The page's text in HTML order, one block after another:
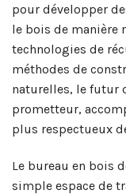
pour développer
le bois de manière
technologies de
méthodes de
naturelles, le futur
prometteur,
plus respectueux
Le bureau en bois
simple espace de